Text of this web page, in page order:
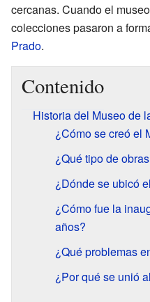
cercanas. Cuando el
colecciones pasaron a
Prado.
Contenido
Historia del Museo de
¿Cómo se creó el
¿Qué tipo de
¿Dónde se ubicó
¿Cómo fue la
años?
¿Qué problemas
¿Por qué se unió